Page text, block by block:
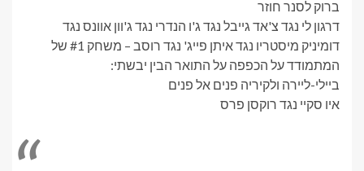
ברוק לסנר חוזר
דרגון לי נגד צ'אד גייבל נגד ג'ו הנדרי נגד ג'וון אוונס נגד
דומיניק מיסטריו נגד איתן פייג' נגד רוסב – משחק #1 של
המתמודד על הכפפה על התואר הבין יבשתי:
ביילי-ליירה ולקיריה פנים אל פנים
איו סקיי נגד רוקסן פרס